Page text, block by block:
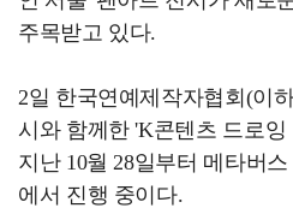
주목받고 있다.
2일 한국연예제작자협회(이
시와 함께한 'K콘텐츠 드로
지난 10월 28일부터 메타버
에서 진행 중이다.